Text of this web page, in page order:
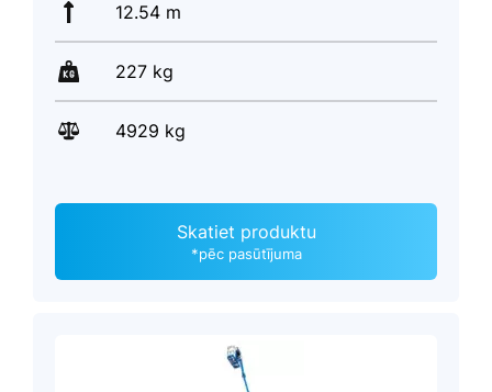
12.54 m
227 kg
4929 kg
Skatiet produktu
*pēc pasūtījuma